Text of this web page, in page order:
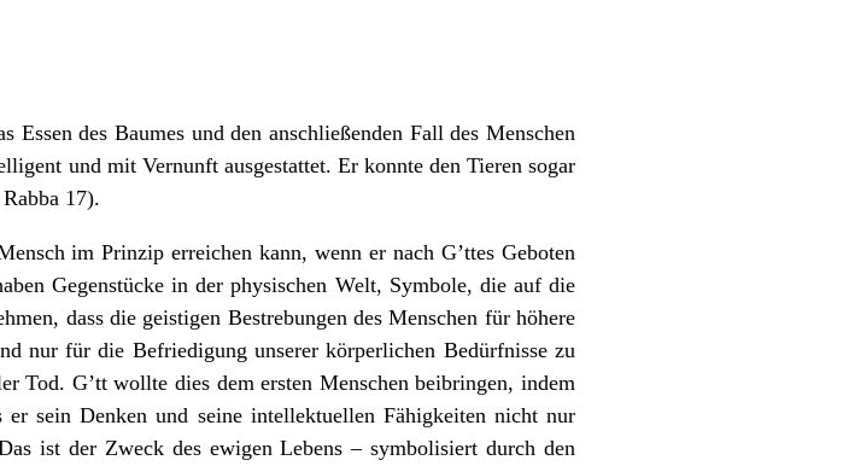
des Baumes und den anschließenden Fall des Menschen
und mit Vernunft ausgestattet. Er konnte den Tieren sogar
17).
im Prinzip erreichen kann, wenn er nach G’ttes Geboten
Gegenstücke in der physischen Welt, Symbole, die auf die
dass die geistigen Bestrebungen des Menschen für höhere
nur für die Befriedigung unserer körperlichen Bedürfnisse zu
Tod. G’tt wollte dies dem ersten Menschen beibringen, indem
sein Denken und seine intellektuellen Fähigkeiten nicht nur
ist der Zweck des ewigen Lebens – symbolisiert durch den